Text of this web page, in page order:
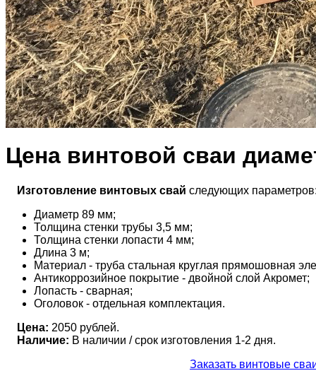
Цена винтовой сваи
Изготовление винтовых свай следующих
Диаметр 89 мм;
Толщина стенки трубы 3,5 мм;
Толщина стенки лопасти 4 мм;
Длина 3 м;
Материал - труба стальная круглая прямошовная
Антикоррозийное покрытие - двойной слой Акромет;
Лопасть - сварная;
Оголовок - отдельная комплектация.
Цена: 2050 рублей.
Наличие: В наличии / срок изготовления 1-2 дня.
Заказать винтовые